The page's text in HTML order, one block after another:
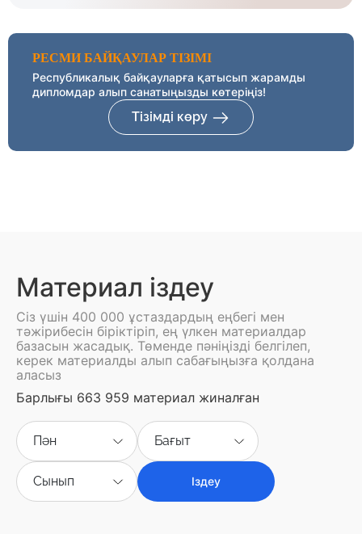
РЕСМИ БАЙҚАУЛАР ТІЗІМІ
Республикалық байқауларға қатысып жарамды
дипломдар алып санатыңызды көтеріңіз!
Тізімді көру
Материал іздеу
Сіз үшін 400 000 ұстаздардың еңбегі мен
тәжірибесін біріктіріп, ең үлкен материалдар
базасын жасадық. Төменде пәніңізді белгілеп,
керек материалды алып сабағыңызға қолдана
аласыз
Барлығы 663 959 материал жиналған
Пән Бағыт
Сынып Іздеу